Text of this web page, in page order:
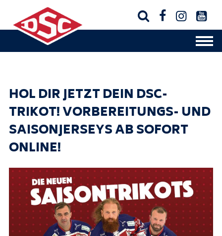
   
HOL DIR JETZT DEIN DSC-
TRIKOT! VORBEREITUNGS- UND
SAISONJERSEYS AB SOFORT
ONLINE!